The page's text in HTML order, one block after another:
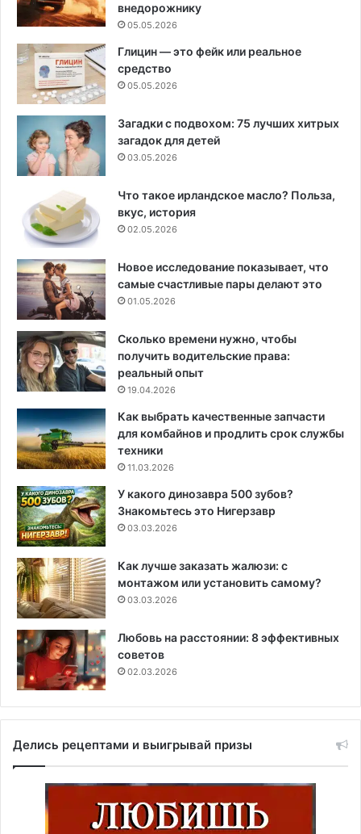
внедорожнику
05.05.2026
Глицин — это фейк или реальное
средство
05.05.2026
Загадки с подвохом: 75 лучших хитрых
загадок для детей
03.05.2026
Что такое ирландское масло? Польза,
вкус, история
02.05.2026
Новое исследование показывает, что
самые счастливые пары делают это
01.05.2026
Сколько времени нужно, чтобы
получить водительские права:
реальный опыт
19.04.2026
Как выбрать качественные запчасти
для комбайнов и продлить срок службы
техники
11.03.2026
У какого динозавра 500 зубов?
Знакомьтесь это Нигерзавр
03.03.2026
Как лучше заказать жалюзи: с
монтажом или установить самому?
03.03.2026
Любовь на расстоянии: 8 эффективных
советов
02.03.2026
Делись рецептами и выигрывай призы